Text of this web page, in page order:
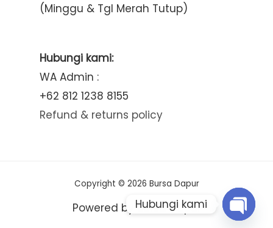
(Minggu & Tgl Merah Tutup)
Hubungi kami:
WA Admin :
+62 812 1238 8155
Refund & returns policy
Copyright © 2026 Bursa Dapur
Powered by Bursa Dapur
Hubungi kami
Open